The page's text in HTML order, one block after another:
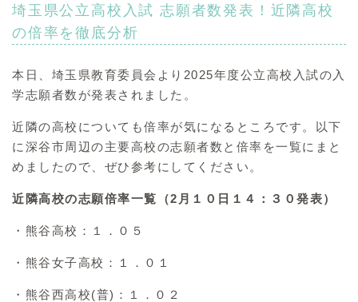
埼玉県公立高校入試 志願者数発表！近隣高校
の倍率を徹底分析
本日、埼玉県教育委員会より2025年度公立高校入試の入
学志願者数が発表されました。
近隣の高校についても倍率が気になるところです。以下
に深谷市周辺の主要高校の志願者数と倍率を一覧にまと
めましたので、ぜひ参考にしてください。
近隣高校の志願倍率一覧（2月１０日１４：３０発表）
・熊谷高校：１．０５
・熊谷女子高校：１．０１
・熊谷西高校(普)：１．０２